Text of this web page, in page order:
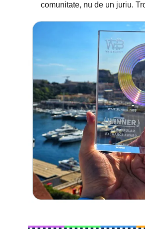
comunitate, nu de un juriu.